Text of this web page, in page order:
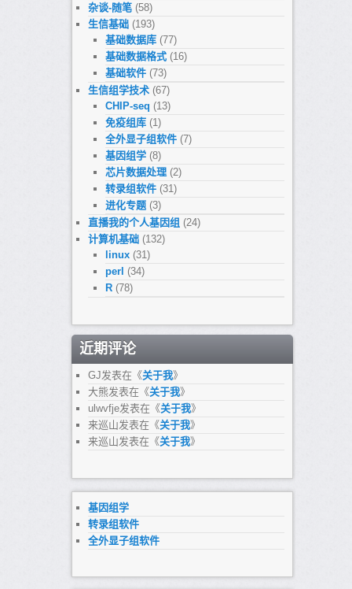
杂谈-随笔(58)
生信基础(193)
基础数据库 (77)
基础数据格式 (16)
基础软件 (73)
生信组学技术(67)
CHIP-seq (13)
免疫组库 (1)
全外显子组软件 (7)
基因组学 (8)
芯片数据处理 (2)
转录组软件 (31)
进化专题 (3)
直播我的个人基因组 (24)
计算机基础(132)
linux (31)
perl (34)
R (78)
近期评论
GJ发表在《关于我》
大熊发表在《关于我》
ulwvfje发表在《关于我》
来巡山发表在《关于我》
来巡山发表在《关于我》
基因组学
转录组软件
全外显子组软件